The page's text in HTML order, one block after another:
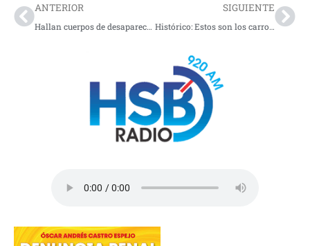
ANTERIOR
Hallan cuerpos de desaparecidos en Tumaco
SIGUIENTE
Histórico: Estos son los carros más vendidos en mayo; un eléctrico lidera el ranking